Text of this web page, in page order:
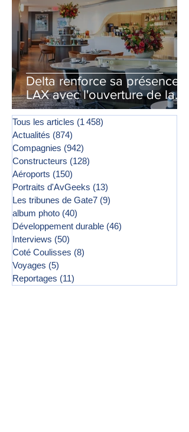
Delta renforce sa présence à
LAX avec l'ouverture de la
première phase d'un second
salon Delta One
Tous les articles (1 458)
Actualités (874)
Compagnies (942)
Constructeurs (128)
Aéroports (150)
Portraits d'AvGeeks (13)
Les tribunes de Gate7 (9)
album photo (40)
Développement durable (46)
Interviews (50)
Coté Coulisses (8)
Voyages (5)
Reportages (11)